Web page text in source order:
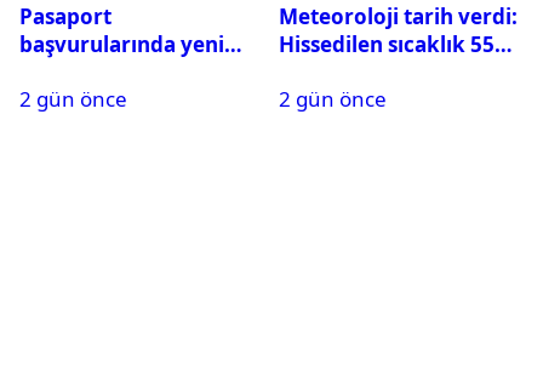
Pasaport
başvurularında yeni
2 gün önce
Meteoroloji tarih verdi:
Hissedilen sıcaklık 55
2 gün önce